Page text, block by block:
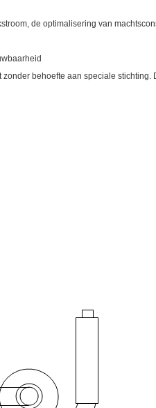
de optimalisering van
behoefte aan speciale stichting.